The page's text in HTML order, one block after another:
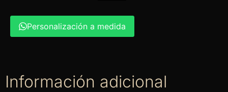
Personalización a medida
Información adicional